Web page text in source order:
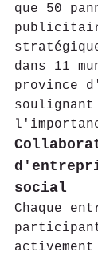
que 50
dans 11
province
social
Chaque